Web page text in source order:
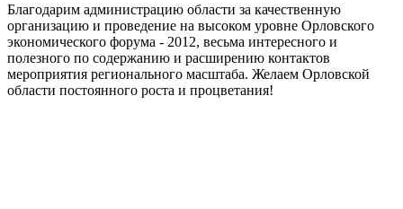
Благодарим администрацию области за качественную
организацию и проведение на высоком уровне Орловского
экономического форума - 2012, весьма интересного и
полезного по содержанию и расширению контактов
мероприятия регионального масштаба. Желаем Орловской
области постоянного роста и процветания!